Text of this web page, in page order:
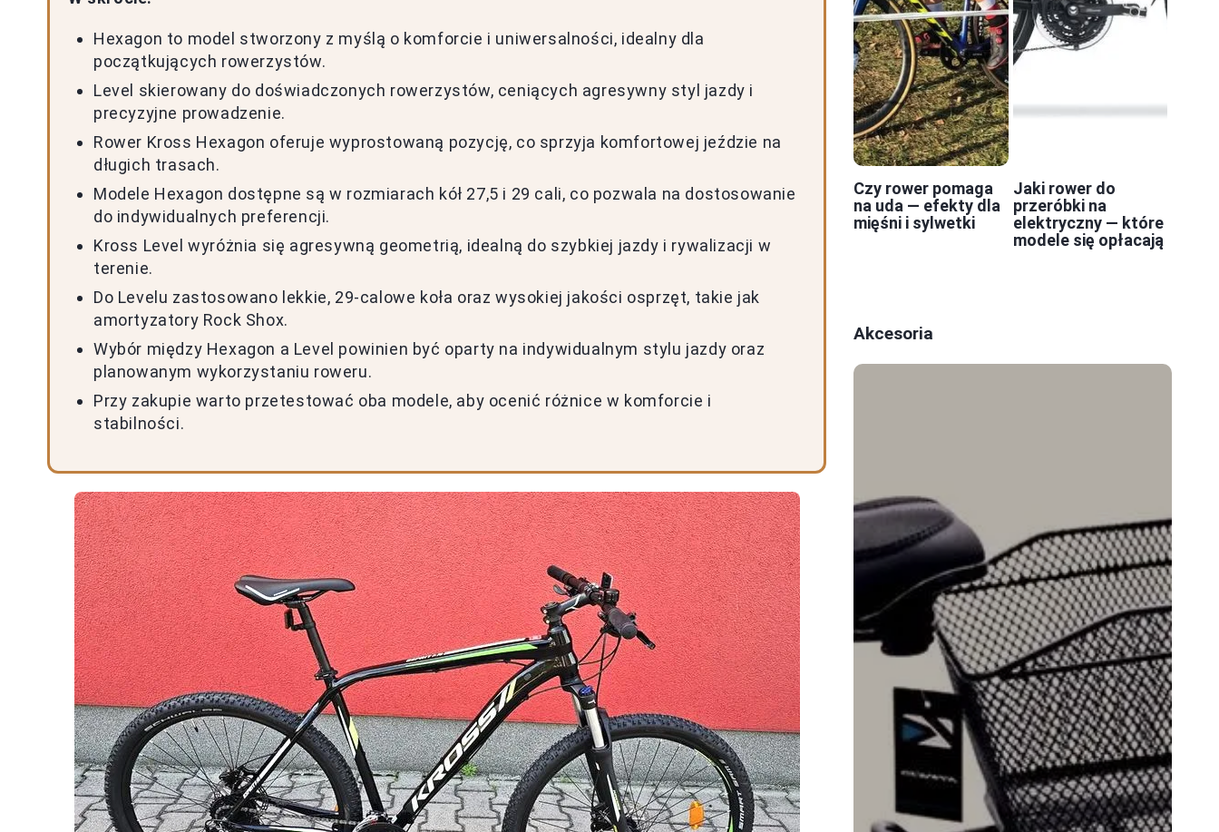
Hexagon to model stworzony z myślą o komforcie i uniwersalności, idealny dla
początkujących rowerzystów.
Level skierowany do doświadczonych rowerzystów, ceniących agresywny styl jazdy i
precyzyjne prowadzenie.
Rower Kross Hexagon oferuje wyprostowaną pozycję, co sprzyja komfortowej jeździe na
długich trasach.
Modele Hexagon dostępne są w rozmiarach kół 27,5 i 29 cali, co pozwala na dostosowanie
do indywidualnych preferencji.
Kross Level wyróżnia się agresywną geometrią, idealną do szybkiej jazdy i rywalizacji w
terenie.
Do Levelu zastosowano lekkie, 29-calowe koła oraz wysokiej jakości osprzęt, takie jak
amortyzatory Rock Shox.
Wybór między Hexagon a Level powinien być oparty na indywidualnym stylu jazdy oraz
planowanym wykorzystaniu roweru.
Przy zakupie warto przetestować oba modele, aby ocenić różnice w komforcie i
stabilności.
Czy rower pomaga
na uda — efekty dla
mięśni i sylwetki
Jaki rower do
przeróbki na
elektryczny — które
modele się opłacają
Akcesoria